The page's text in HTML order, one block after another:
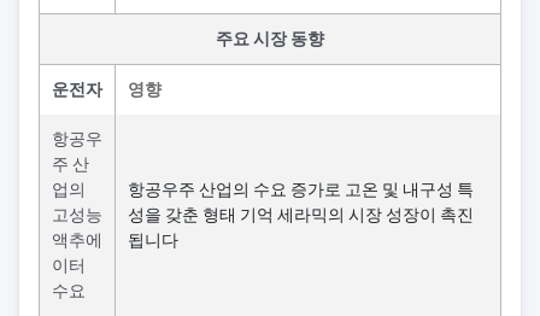
주요 시장 동향
운전자 영향
항공우
주 산
업의
고성능
액추에
이터
수요
항공우주 산업의 수요 증가로 고온 및 내구성 특
성을 갖춘 형태 기억 세라믹의 시장 성장이 촉진
됩니다